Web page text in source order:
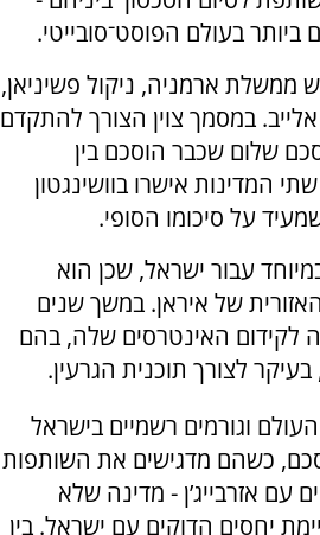
בעולם הפוסט־סובייטי.
ארמניה, ניקול פשיניאן,
אלייב. במסמך צוין הצורך להתקדם
שלום שכבר הוסכם בין
המדינות אישרו בוושינגטון
על סיכומו הסופי.
עבור ישראל, שכן הוא
של איראן. במשך שנים
לקידום האינטרסים שלה, בהם
לצורך תוכנית הגרעין.
העולם וגורמים רשמיים בישראל
כשהם מדגישים את השותפות
עם אזרבייג’ן - מדינה שלא
יחסים הדוקים עם ישראל. בין